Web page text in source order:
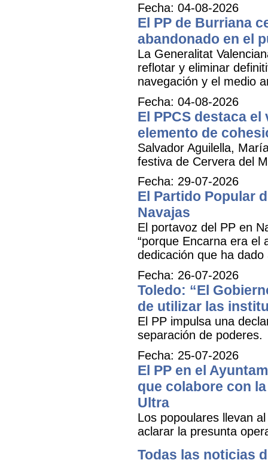
Fecha: 04-08-2026
El PP de Burriana
abandonado en el
La Generalitat
reflotar y eliminar
navegación y el medio
Fecha: 04-08-2026
El PPCS destaca
elemento de
Salvador Aguilella,
festiva de Cervera del
Fecha: 29-07-2026
El Partido Popular
Navajas
El portavoz del PP en
“porque Encarna era el
dedicación que ha
Fecha: 26-07-2026
Toledo: “El
de utilizar las
El PP impulsa una
separación de poderes.
Fecha: 25-07-2026
El PP en el
que colabore con
Ultra
Los popoulares llevan
aclarar la presunta
Todas las noticias